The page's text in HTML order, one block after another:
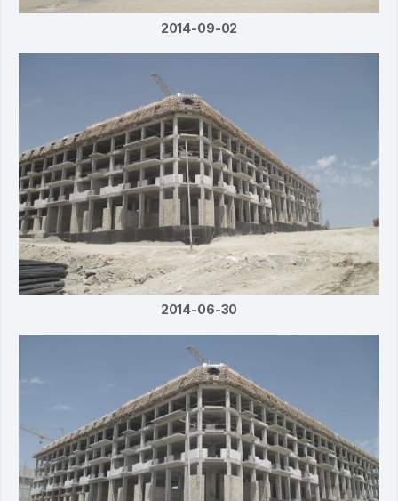
2014-09-02
2014-06-30